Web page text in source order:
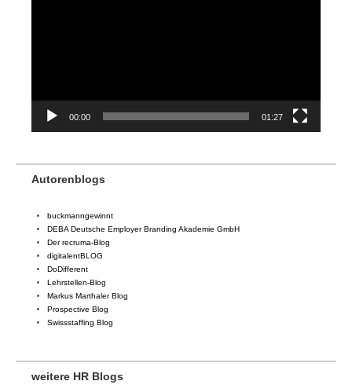
00:00 01:27
Autorenblogs
buckmanngewinnt
DEBA Deutsche Employer Branding Akademie GmbH
Der recruma-Blog
digitalentBLOG
DoDifferent
Lehrstellen-Blog
Markus Marthaler Blog
Prospective Blog
Swissstaffing Blog
weitere HR Blogs